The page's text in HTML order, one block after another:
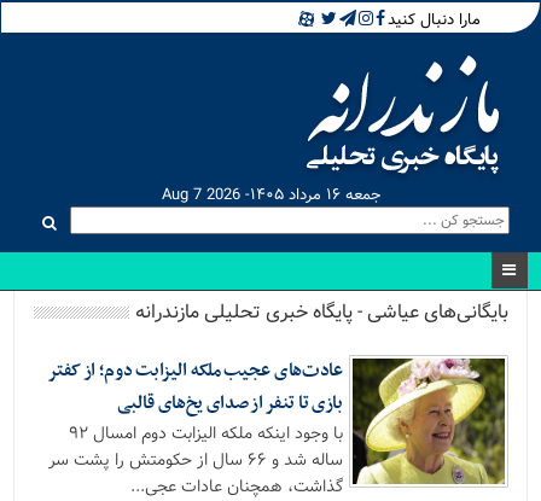
مارا دنبال کنید
جمعه ۱۶ مرداد ۱۴۰۵- Aug 7 2026
بایگانی‌های عیاشی - پایگاه خبری تحلیلی مازندرانه
عادت‌های عجیب ملکه الیزابت دوم؛ از کفتر
بازی تا تنفر از صدای یخ‌های قالبی
با وجود اینکه ملکه الیزابت دوم امسال ۹۲
ساله شد و ۶۶ سال از حکومتش را پشت سر
گذاشت، همچنان عادات عجی...